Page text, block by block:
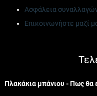
Ασφάλεια
Επικοινωνήστε μαζί
Πλακάκια μπάνιου - Πως θα